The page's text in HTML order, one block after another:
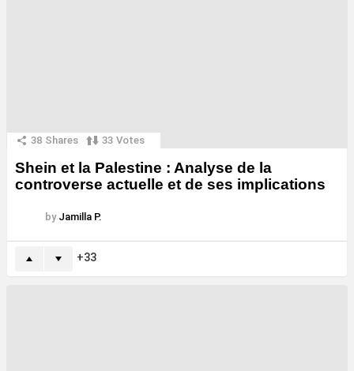
38 Shares 33 Votes
Shein et la Palestine : Analyse de la
controverse actuelle et de ses implications
by Jamilla P.
33